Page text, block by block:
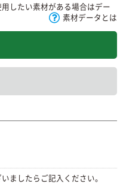
したい素材がある場合はデー
素材データとは
ましたらご記入ください。